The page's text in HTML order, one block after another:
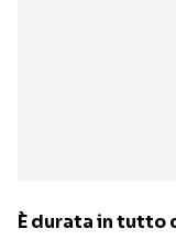
È durata in tutto